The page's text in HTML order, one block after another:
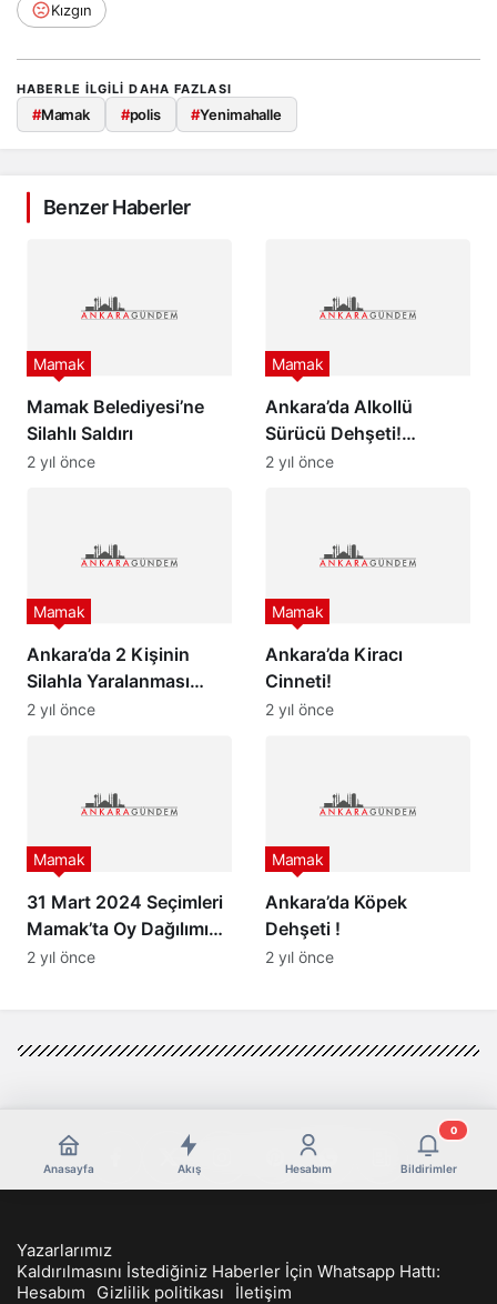
Kızgın
HABERLE ILGILI DAHA FAZLASI
#Mamak #polis #Yenimahalle
Benzer Haberler
Mamak Belediyesi’ne
Silahlı Saldırı
Mamak
2 yıl önce
Ankara’da Alkollü
Sürücü Dehşeti!
Otomobil Düğün
Mamak
2 yıl önce
Ankara’da 2 Kişinin
Silahla Yaralanması
Olayında Gözaltılar Var
Mamak
2 yıl önce
Ankara’da Kiracı
Cinneti!
Mamak
2 yıl önce
31 Mart 2024 Seçimleri
Mamak’ta Oy Dağılımı…
Mamak’ta Kim Kazandı?
Mamak
2 yıl önce
Ankara’da Köpek
Dehşeti !
Mamak
2 yıl önce
Anasayfa Akış Hesabım Bildirimler
0
Yazarlarımız
Kaldırılmasını İstediğiniz Haberler İçin Whatsapp Hattı:
Hesabım
Gizlilik politikası
İletişim